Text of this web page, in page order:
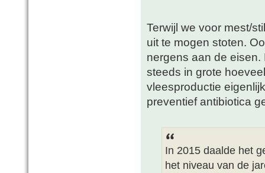
Terwijl we voor mest/
uit te mogen stoten.
nergens aan de
steeds in grote
vleesproductie
preventief antibiotica
In 2015 daalde het
het niveau van de